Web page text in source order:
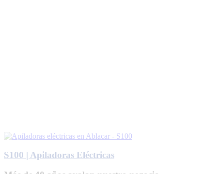
S100 | Apiladoras Eléctricas